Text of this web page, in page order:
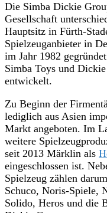
Die Simba Dickie
Gesellschaft
Hauptsitz in Fürth-
Spielzeuganbieter in
im Jahr 1982
Simba Toys und
entwickelt.
Zu Beginn der
lediglich aus Asien
Markt angeboten. Im
weitere
seit 2013 Märklin als
eingeschlossen ist.
Spielzeug zählen
Schuco, Noris-Spiele,
Solido, Heros und die